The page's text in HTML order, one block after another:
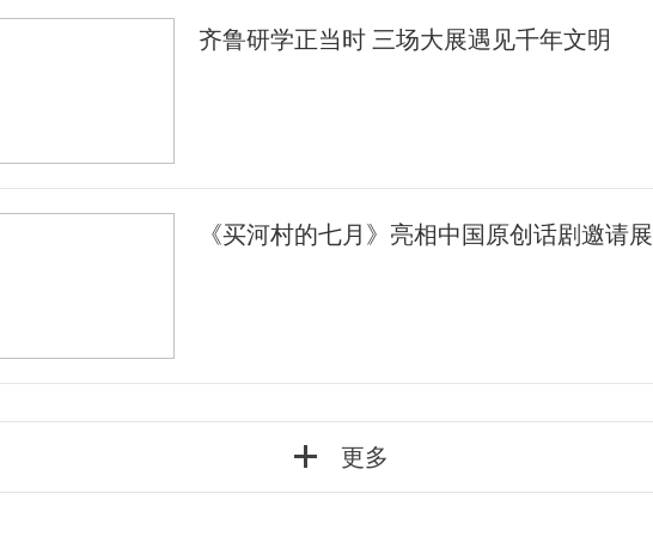
齐鲁研学正当时 三场大展遇见千年文明
《买河村的七月》亮相中国原创话剧邀请展
更多